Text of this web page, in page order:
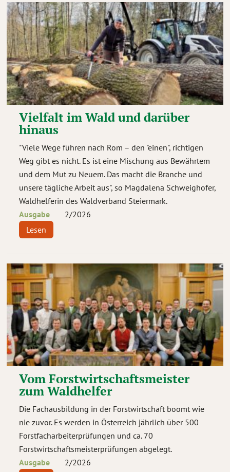
Vielfalt im Wald und darüber
hinaus
"Viele Wege führen nach Rom – den "einen", richtigen
Weg gibt es nicht. Es ist eine Mischung aus Bewährtem
und dem Mut zu Neuem. Das macht die Branche und
unsere tägliche Arbeit aus", so Magdalena Schweighofer,
Waldhelferin des Waldverband Steiermark.
Ausgabe
2/2026
Lesen
Vom Forstwirtschaftsmeister
zum Waldhelfer
Die Fachausbildung in der Forstwirtschaft boomt wie
nie zuvor. Es werden in Österreich jährlich über 500
Forstfacharbeiterprüfungen und ca. 70
Forstwirtschaftsmeisterprüfungen abgelegt.
Ausgabe
2/2026